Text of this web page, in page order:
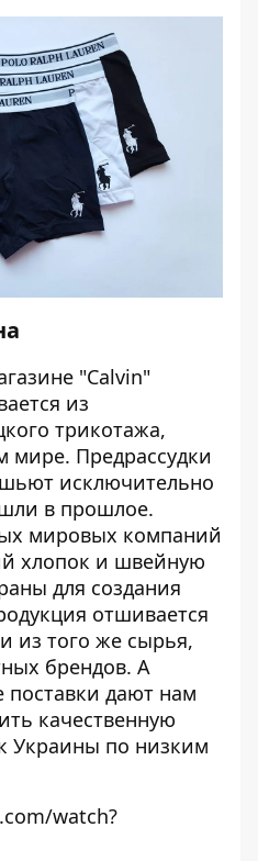
"Calvin"
из
трикотажа,
мире. Предрассудки
исключительно
в прошлое.
мировых компаний
хлопок и швейную
для создания
отшивается
из того же сырья,
брендов. А
дают нам
качественную
Украины по низким
watch?